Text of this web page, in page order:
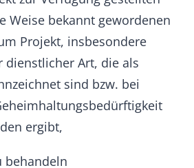
Core-Anpassungen
die durch den Kunden
an der Core-Software,
Lizenz, in
zu lassen und
zu stellen. Dies gilt nicht
und vom Kunden in
und Themes auf